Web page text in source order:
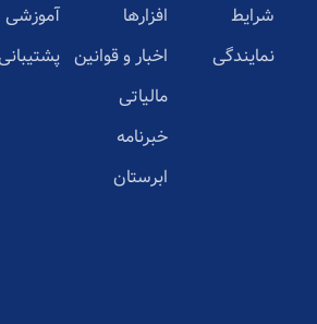
شرایط
نمایندگی
افزارها
اخبار و قوانین
مالیاتی
خبرنامه
ابرستان
آموزشی